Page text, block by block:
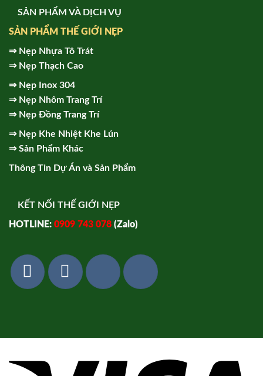
SẢN PHẨM VÀ DỊCH VỤ
SẢN PHẨM THẾ GIỚI NẸP
⇒ Nẹp Nhựa Tô Trát
⇒ Nẹp Thạch Cao
⇒ Nẹp Inox 304
⇒ Nẹp Nhôm Trang Trí
⇒ Nẹp Đồng Trang Trí
⇒ Nẹp Khe Nhiệt Khe Lún
⇒Sản Phẩm Khác
Thông Tin Dự Án và Sản Phẩm
KẾT NỐI THẾ GIỚI NẸP
HOTLINE: 0909 743 078 (Zalo)